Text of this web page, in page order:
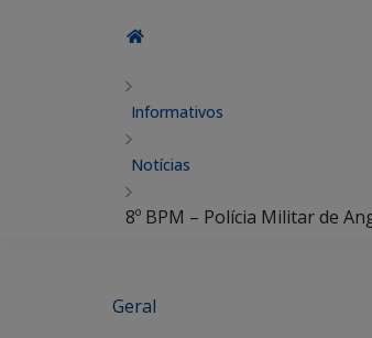
Informativos
Notícias
8º BPM – Polícia Militar de
Geral